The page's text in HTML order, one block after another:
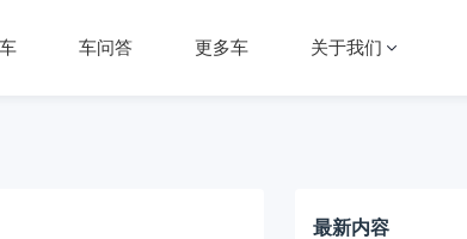
车问答 更多车 关于我们
最新内容